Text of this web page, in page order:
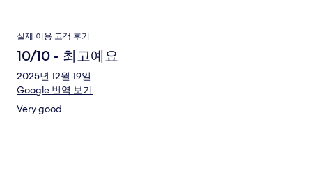
실제 이용 고객 후기
10/10 - 최고예요
2025년 12월 19일
Google 번역 보기
Very good